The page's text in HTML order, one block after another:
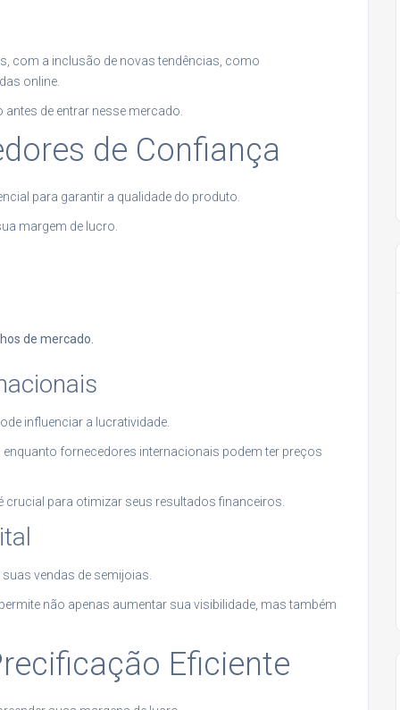
com a inclusão de novas tendências, como
online.
de entrar nesse mercado.
de Confiança
para garantir a qualidade do produto.
margem de lucro.
de mercado.
influenciar a lucratividade.
fornecedores internacionais podem ter preços
para otimizar seus resultados financeiros.
vendas de semijoias.
não apenas aumentar sua visibilidade, mas também
Eficiente